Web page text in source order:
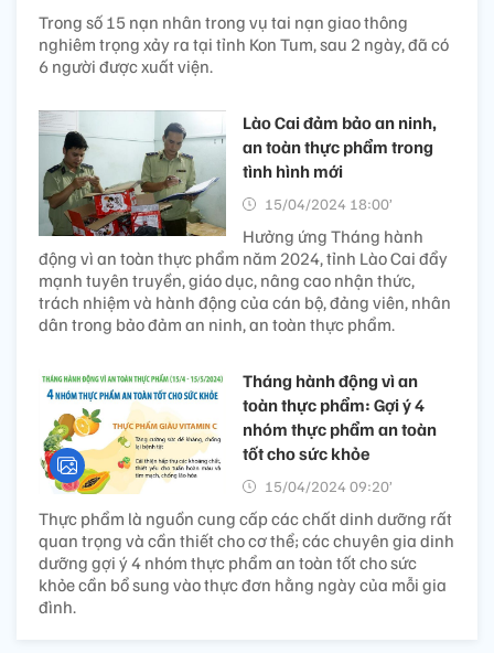
Trong số 15 nạn nhân trong vụ tai nạn giao thông
nghiêm trọng xảy ra tại tỉnh Kon Tum, sau 2 ngày, đã có
6 người được xuất viện.
Lào Cai đảm bảo an ninh,
an toàn thực phẩm trong
tình hình mới
15/04/2024 18:00’
Hưởng ứng Tháng hành
động vì an toàn thực phẩm năm 2024, tỉnh Lào Cai đẩy
mạnh tuyên truyền, giáo dục, nâng cao nhận thức,
trách nhiệm và hành động của cán bộ, đảng viên, nhân
dân trong bảo đảm an ninh, an toàn thực phẩm.
Tháng hành động vì an
toàn thực phẩm: Gợi ý 4
nhóm thực phẩm an toàn
tốt cho sức khỏe
15/04/2024 09:20’
Thực phẩm là nguồn cung cấp các chất dinh dưỡng rất
quan trọng và cần thiết cho cơ thể; các chuyên gia dinh
dưỡng gợi ý 4 nhóm thực phẩm an toàn tốt cho sức
khỏe cần bổ sung vào thực đơn hằng ngày của mỗi gia
đình.